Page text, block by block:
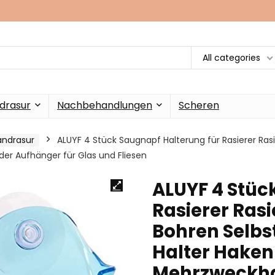
All categories
Nachbehandlungen Scheren
ALUYF 4 Stück Saugnapf Halterung für Rasierer
Aufhänger für Glas und Fliesen
ALUYF 4
Rasierer
Bohren
Halter